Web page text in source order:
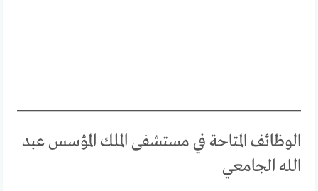
الوظائف المتاحة في مستشفى الملك المؤسس عبد
الله الجامعي